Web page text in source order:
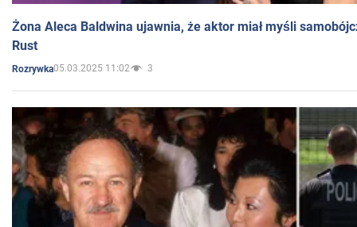
Żona Aleca Baldwina ujawnia, że aktor miał myśli
Rust
Rozrywka05.03.2025 11:02 3